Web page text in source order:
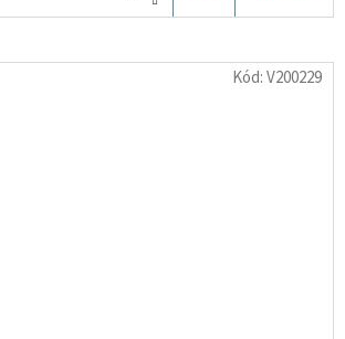
KOŠÍKU
Kód:V200229